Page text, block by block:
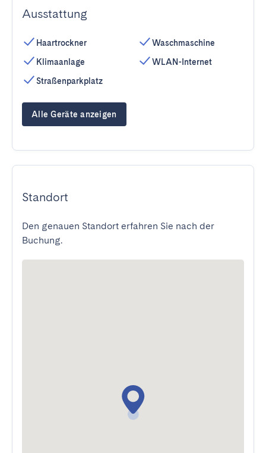
Ausstattung
Haartrockner
Klimaanlage
Straßenparkplatz
Waschmaschine
WLAN-Internet
Alle Geräte anzeigen
Standort
Den genauen Standort erfahren Sie nach der
Buchung.